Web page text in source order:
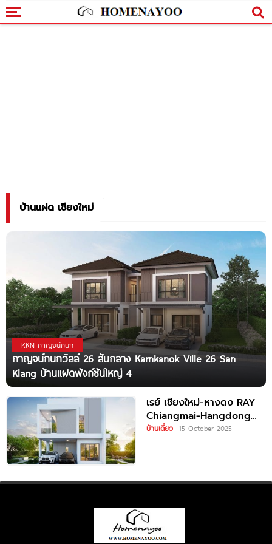
บ้านแฝด เชียงใหม่
KKN กาญจน์กนก
กาญจน์กนกวิลล์ 26 สันกลาง Karnkanok Ville 26 San
Klang บ้านแฝดฟังก์ชันใหญ่ 4
เรย์ เชียงใหม่-หางดง RAY
Chiangmai-Hangdong
บ้านแฝดและบ้านเดี่ยว Ultra
บ้านเดี่ยว 15 October 2025